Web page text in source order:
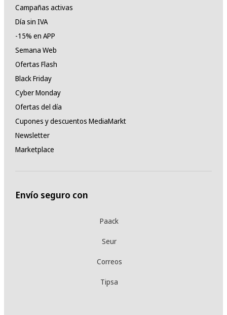
Campañas activas
Día sin IVA
-15% en APP
Semana Web
Ofertas Flash
Black Friday
Cyber Monday
Ofertas del día
Cupones y descuentos MediaMarkt
Newsletter
Marketplace
Envío seguro con
Paack
Seur
Correos
Tipsa